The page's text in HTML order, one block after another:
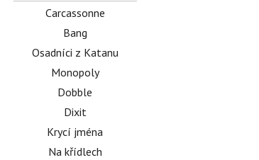
Carcassonne
Bang
Osadníci z Katanu
Monopoly
Dobble
Dixit
Krycí jména
Na křídlech